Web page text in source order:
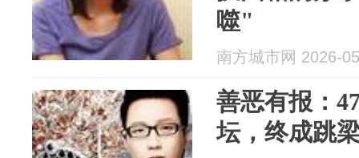
噬"
南方城市网 2026-
善恶有报：
坛，终成跳